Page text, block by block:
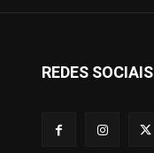
REDES SOCIAIS